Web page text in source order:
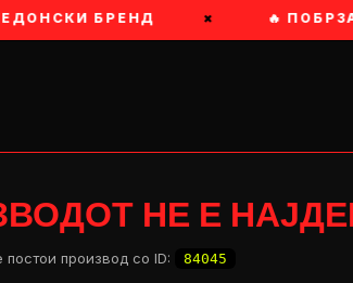
БРЕНД 🔥
НЕ Е
постои производ со ID: 84045